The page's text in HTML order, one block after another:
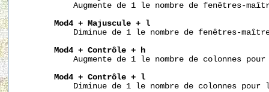
Augmente de 1 le nombre de fenêtres-
Mod4 + Majuscule +
l
Diminue de 1 le nombre de fenêtres-
Mod4 + Contrôle + h
Augmente de 1 le nombre de colonnes
Mod4 + Contrôle +
l
Diminue de 1 le nombre de colonnes pour